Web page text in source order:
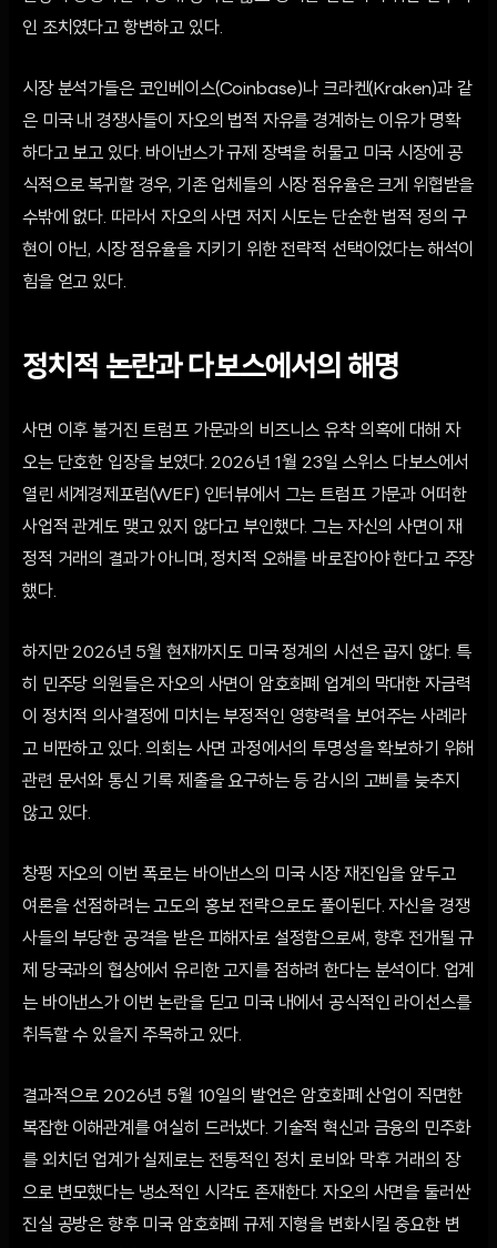
인 조치였다고 항변하고 있다.
시장 분석가들은 코인베이스(Coinbase)나 크라켄(Kraken)과 같
은 미국 내 경쟁사들이 자오의 법적 자유를 경계하는 이유가 명확
하다고 보고 있다. 바이낸스가 규제 장벽을 허물고 미국 시장에 공
식적으로 복귀할 경우, 기존 업체들의 시장 점유율은 크게 위협받을
수밖에 없다. 따라서 자오의 사면 저지 시도는 단순한 법적 정의 구
현이 아닌, 시장 점유율을 지키기 위한 전략적 선택이었다는 해석이
힘을 얻고 있다.
정치적 논란과 다보스에서의 해명
사면 이후 불거진 트럼프 가문과의 비즈니스 유착 의혹에 대해 자
오는 단호한 입장을 보였다. 2026년 1월 23일 스위스 다보스에서
열린 세계경제포럼(WEF) 인터뷰에서 그는 트럼프 가문과 어떠한
사업적 관계도 맺고 있지 않다고 부인했다. 그는 자신의 사면이 재
정적 거래의 결과가 아니며, 정치적 오해를 바로잡아야 한다고 주장
했다.
하지만 2026년 5월 현재까지도 미국 정계의 시선은 곱지 않다. 특
히 민주당 의원들은 자오의 사면이 암호화폐 업계의 막대한 자금력
이 정치적 의사결정에 미치는 부정적인 영향력을 보여주는 사례라
고 비판하고 있다. 의회는 사면 과정에서의 투명성을 확보하기 위해
관련 문서와 통신 기록 제출을 요구하는 등 감시의 고삐를 늦추지
않고 있다.
창펑 자오의 이번 폭로는 바이낸스의 미국 시장 재진입을 앞두고
여론을 선점하려는 고도의 홍보 전략으로도 풀이된다. 자신을 경쟁
사들의 부당한 공격을 받은 피해자로 설정함으로써, 향후 전개될 규
제 당국과의 협상에서 유리한 고지를 점하려 한다는 분석이다. 업계
는 바이낸스가 이번 논란을 딛고 미국 내에서 공식적인 라이선스를
취득할 수 있을지 주목하고 있다.
결과적으로 2026년 5월 10일의 발언은 암호화폐 산업이 직면한
복잡한 이해관계를 여실히 드러냈다. 기술적 혁신과 금융의 민주화
를 외치던 업계가 실제로는 전통적인 정치 로비와 막후 거래의 장
으로 변모했다는 냉소적인 시각도 존재한다. 자오의 사면을 둘러싼
진실 공방은 향후 미국 암호화폐 규제 지형을 변화시킬 중요한 변